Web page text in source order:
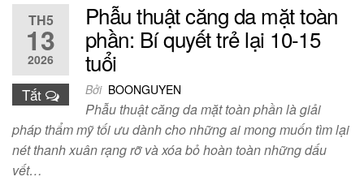
TH5
13
2026
Tắt
Phẫu thuật căng da mặt toàn
phần: Bí quyết trẻ lại 10-15
tuổi
Bởi BOONGUYEN
Phẫu thuật căng da mặt toàn phần là giải
pháp thẩm mỹ tối ưu dành cho những ai mong muốn tìm lại
nét thanh xuân rạng rỡ và xóa bỏ hoàn toàn những dấu
vết…